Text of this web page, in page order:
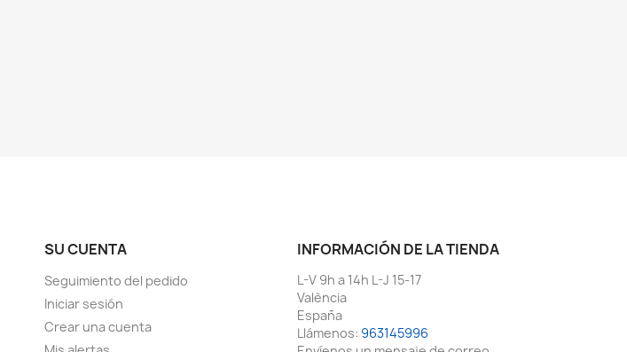
SU CUENTA
Seguimiento del pedido
Iniciar sesión
Crear una cuenta
INFORMACIÓN DE LA TIENDA
L-V 9h a 14h L-J 15-17
València
España
Llámenos: 963145996